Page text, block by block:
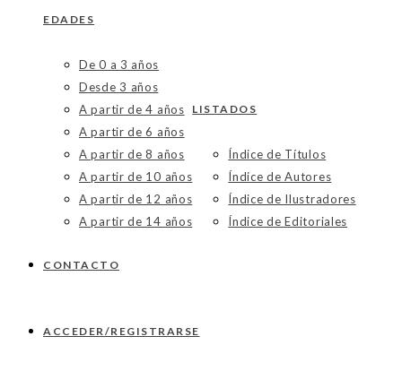
EDADES
De 0 a 3 años
Desde 3 años
A partir de 4 años
A partir de 6 años
A partir de 8 años
A partir de 10 años
A partir de 12 años
A partir de 14 años
LISTADOS
Índice de Títulos
Índice de Autores
Índice de Ilustradores
Índice de Editoriales
CONTACTO
ACCEDER/REGISTRARSE